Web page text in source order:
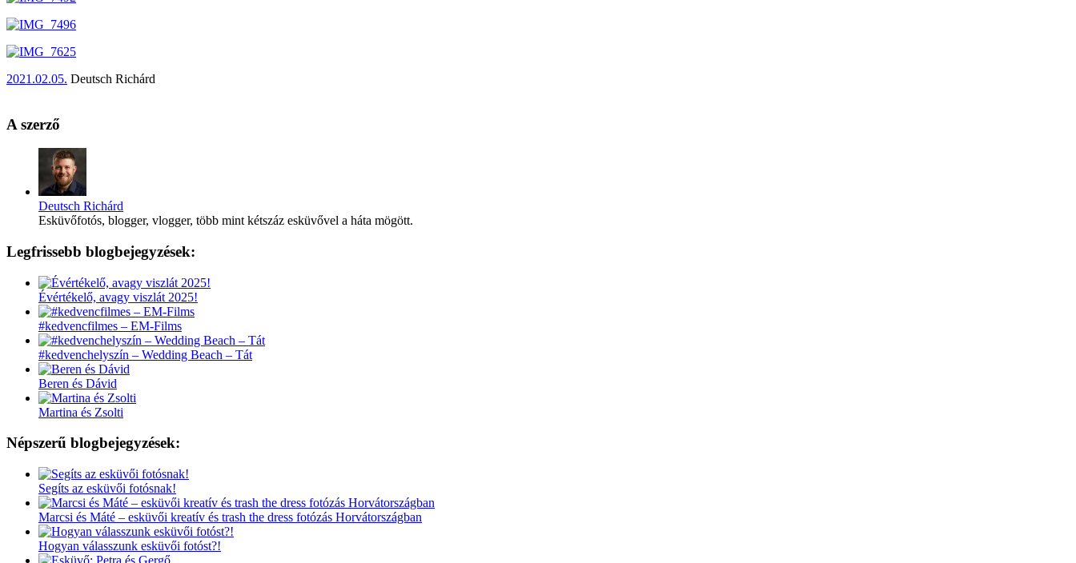
2021.02.05. Deutsch Richárd
A szerző
Deutsch Richárd
Esküvőfotós, blogger, vlogger, több mint kétszáz esküvővel a háta mögött.
Legfrissebb blogbejegyzések:
Évértékelő, avagy viszlát 2025!
#kedvencfilmes – EM-Films
#kedvenchelyszín – Wedding Beach – Tát
Beren és Dávid
Martina és Zsolti
Népszerű blogbejegyzések:
Segíts az esküvői fotósnak!
Marcsi és Máté – esküvői kreatív és trash the dress fotózás Horvátországban
Hogyan válasszunk esküvői fotóst?!